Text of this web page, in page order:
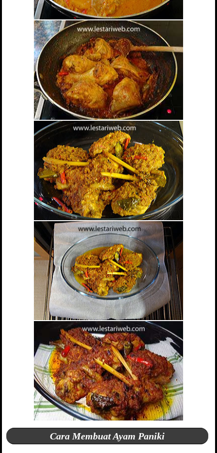
Cara Membuat Ayam Paniki